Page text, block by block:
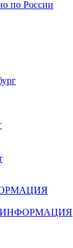
по России